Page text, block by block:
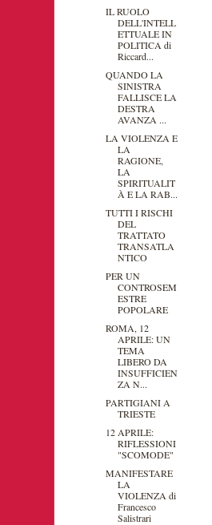
IL RUOLO
DELL'INTELL
ETTUALE IN
POLITICA di
Riccard...
QUANDO LA
SINISTRA
FALLISCE LA
DESTRA
AVANZA ...
LA VIOLENZA E
LA
RAGIONE,
LA
SPIRITUALIT
À E LA RAB...
TUTTI I RISCHI
DEL
TRATTATO
TRANSATLA
NTICO
PER UN
CONTROSEM
ESTRE
POPOLARE
ROMA, 12
APRILE: UN
TEMA
LIBERO DA
INSUFFICIEN
ZA N...
PARTIGIANI A
TRIESTE
12 APRILE:
RIFLESSIONI
"SCOMODE"
MANIFESTARE
LA
VIOLENZA di
Francesco
Salistrari